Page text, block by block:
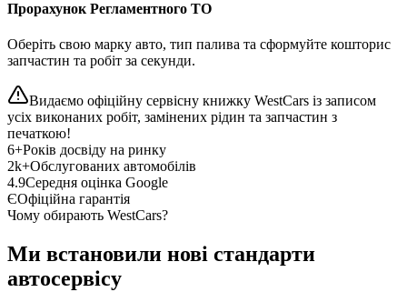
Прорахунок Регламентного ТО
Оберіть свою марку авто, тип палива та сформуйте кошторис
запчастин та робіт за секунди.
Видаємо офіційну сервісну книжку WestCars із записом
усіх виконаних робіт, замінених рідин та запчастин з
печаткою!
6+Років досвіду на ринку
2k+Обслугованих автомобілів
4.9Середня оцінка Google
ЄОфіційна гарантія
Чому обирають WestCars?
Ми встановили нові стандарти
автосервісу